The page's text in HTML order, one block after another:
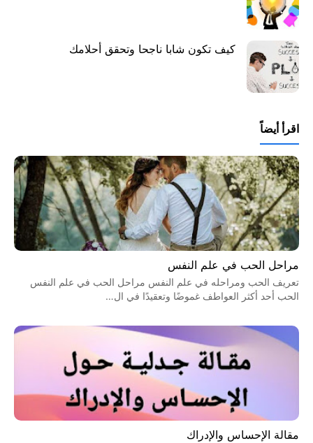
كيف تكون شابا ناجحا وتحقق أحلامك
اقرأ أيضاً
مراحل الحب في علم النفس
تعريف الحب ومراحله في علم النفس مراحل الحب في علم النفس
الحب أحد أكثر العواطف غموضًا وتعقيدًا في ال…
مقالة الإحساس والإدراك